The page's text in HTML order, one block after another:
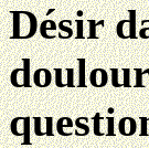
Désir